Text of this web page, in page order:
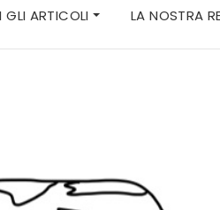
GLI ARTICOLI LA NOSTRA